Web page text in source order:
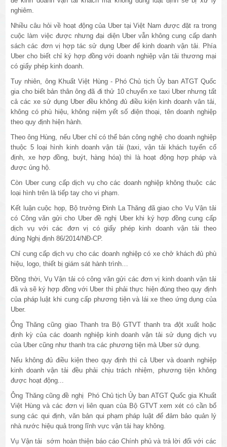
nghiêm.
Nhiều câu hỏi về hoạt động của Uber tại Việt Nam được đặt ra trong
cuộc làm việc được nhưng đại diện Uber vẫn không cung cấp danh
sách các đơn vị hợp tác sử dụng Uber để kinh doanh vận tải. Phía
Uber cho biết chỉ ký hợp đồng với doanh nghiệp vận tải thương mại
có giấy phép kinh doanh.
Tuy nhiên, ông Khuất Việt Hùng - Phó Chủ tịch Ủy ban ATGT Quốc
gia cho biết bản thân ông đã đi thử 10 chuyến xe taxi Uber nhưng tất
cả các xe sử dụng Uber đều không đủ điều kiện kinh doanh vân tải,
không có phù hiệu, không niệm yết số điện thoại, tên doanh nghiệp
theo quy định hiện hành.
Theo ông Hùng, nếu Uber chỉ có thể bán công nghệ cho doanh nghiệp
thuộc 5 loại hình kinh doanh vận tải (taxi, vận tải khách tuyến cố
định, xe hợp đồng, buýt, hàng hóa) thì là hoạt động hợp pháp và
được ủng hộ.
Còn Uber cung cấp dịch vụ cho các doanh nghiệp không thuộc các
loại hình trên là tiếp tay cho vi phạm.
Kết luận cuộc họp, Bộ trưởng Đinh La Thăng đã giao cho Vụ Vận tải
có Công văn gửi cho Uber đề nghị Uber khi ký hợp đồng cung cấp
dịch vụ với các đơn vị có giấy phép kinh doanh vận tải theo
đúng Nghị định 86/2014/NĐ-CP.
Chỉ cung cấp dịch vụ cho các doanh nghiệp có xe chở khách đủ phù
hiệu, logo, thiết bị giám sát hành trình…
Đồng thời, Vụ Vận tải có công văn gửi các đơn vị kinh doanh vận tải
đã và sẽ ký hợp đồng với Uber thì phải thực hiện đúng theo quy định
của pháp luật khi cung cấp phương tiện và lái xe theo ứng dụng của
Uber.
Ông Thăng cũng giao Thanh tra Bộ GTVT thanh tra đột xuất hoặc
định kỳ của các doanh nghiệp kinh doanh vận tải sử dụng dịch vụ
của Uber cũng như thanh tra các phương tiện mà Uber sử dụng.
Nếu không đủ điều kiện theo quy định thì cả Uber và doanh nghiệp
kinh doanh vận tải đều phải chịu trách nhiệm, phương tiện không
được hoạt động...
Ông Thăng cũng đề nghị Phó Chủ tịch Ủy ban ATGT Quốc gia Khuất
Việt Hùng và các đơn vị liên quan của Bộ GTVT xem xét có cần bổ
sung các qui định, văn bản qui phạm pháp luật để đảm bảo quản lý
nhà nước hiệu quả trong lĩnh vực vận tải hay không.
Vụ Vận tải sớm hoàn thiện báo cáo Chính phủ và trả lời đối với các